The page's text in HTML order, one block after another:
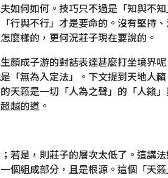
如何如何。技巧只不過是「知與不
行與不行」才是要命的。沒有堅持
麼樣的，更何況莊子現在要說的。
顏成子游的對話表達甚麼打坐境界
「無為入定法」。下文提到天地人
的天籁是一切「人為之聲」的「人籟
越的道。
若是，則莊子的層次太低了。這講
個組成部分，且是根源。這個「天籁